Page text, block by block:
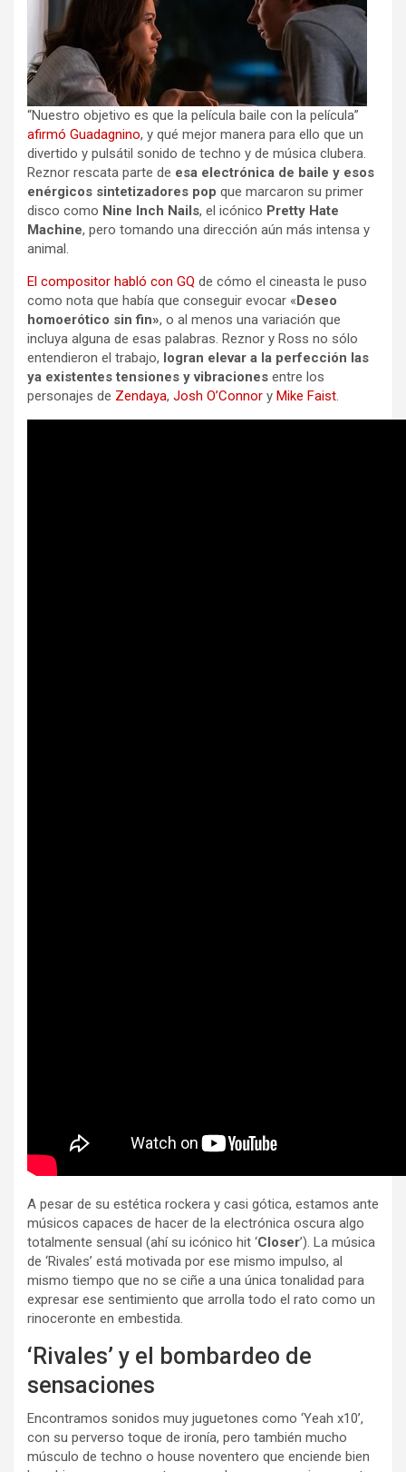
“Nuestro objetivo es que la película baile con la película”
afirmó Guadagnino, y qué mejor manera para ello que un
divertido y pulsátil sonido de techno y de música clubera.
Reznor rescata parte de esa electrónica de baile y esos
enérgicos sintetizadores pop que marcaron su primer
disco como Nine Inch Nails, el icónico Pretty Hate
Machine, pero tomando una dirección aún más intensa y
animal.
El compositor habló con GQ de cómo el cineasta le puso
como nota que había que conseguir evocar «Deseo
homoerótico sin fin», o al menos una variación que
incluya alguna de esas palabras. Reznor y Ross no sólo
entendieron el trabajo, logran elevar a la perfección las
ya existentes tensiones y vibraciones entre los
personajes de Zendaya, Josh O’Connor y Mike Faist.
A pesar de su estética rockera y casi gótica, estamos ante
músicos capaces de hacer de la electrónica oscura algo
totalmente sensual (ahí su icónico hit ‘Closer’). La música
de ‘Rivales’ está motivada por ese mismo impulso, al
mismo tiempo que no se ciñe a una única tonalidad para
expresar ese sentimiento que arrolla todo el rato como un
rinoceronte en embestida.
‘Rivales’ y el bombardeo de
sensaciones
Encontramos sonidos muy juguetones como ‘Yeah x10’,
con su perverso toque de ironía, pero también mucho
músculo de techno o house noventero que enciende bien